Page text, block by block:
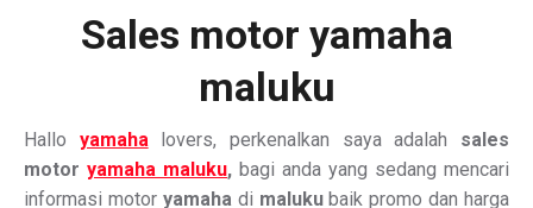
Sales motor yamaha
maluku
Hallo yamahalovers, perkenalkan saya adalah sales
motor yamaha maluku, bagi anda yang sedang mencari
informasi motor yamahadi malukubaik promo dan harga